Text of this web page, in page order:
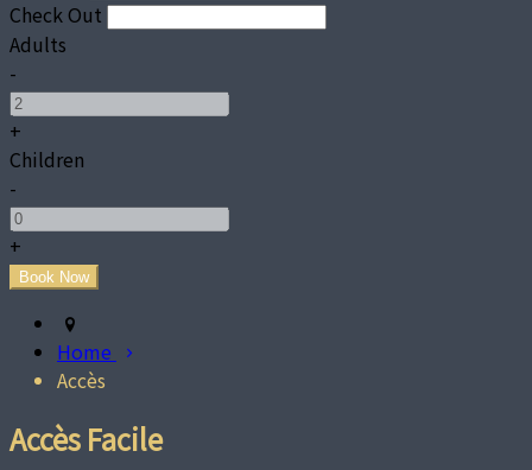
Check Out
Adults
-
+
Children
-
+
Home
Accès
Accès Facile